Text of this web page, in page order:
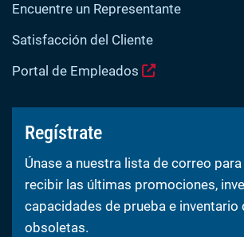
Encuentre un Representante
Satisfacción del Cliente
Portal de Empleados
Regístrate
Únase a nuestra lista de correo
recibir las últimas promociones,
capacidades de prueba e inventario
obsoletas.